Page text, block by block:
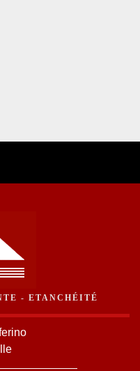
- ETANCHÉITÉ